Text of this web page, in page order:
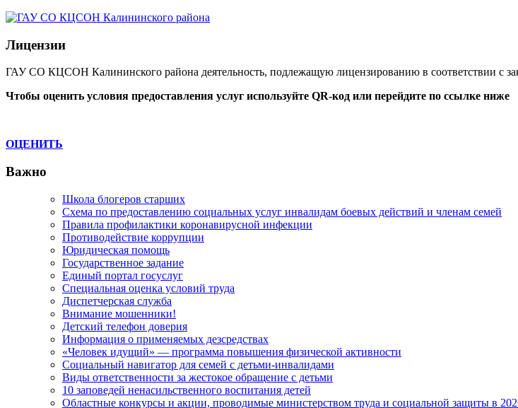
Лицензии
ГАУ СО КЦСОН Калининского района деятельность, подлежащую лицензированию в соответствии с
Чтобы оценить условия предоставления услуг используйте QR-код или перейдите по ссылке ниже
ОЦЕНИТЬ
Важно
Школа блогеров старших
Схема по предоставлению социальных услуг инвалидам боевых действий и членам семей
Правила профилактики коронавирусной инфекции
Противодействие коррупции
Юридическая помощь
Государственное задание
Единый портал госуслуг
Специальная оценка условий труда
Диспетчерская служба
Внимание мошенники!
Детский телефон доверия
Информация о применяемых дезсредствах
«Человек идущий» — программа повышения физической активности
Социальный навигатор для семей с детьми-инвалидами
Виды ответственности за жестокое обращение с детьми
10 заповедей ненасильственного воспитания детей
Областные конкурсы и акции, проводимые министерством труда и социальной защиты в